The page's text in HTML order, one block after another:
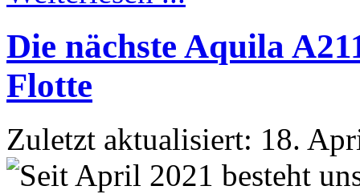
Die nächste Aquila
Flotte
Zuletzt aktualisiert: 18.